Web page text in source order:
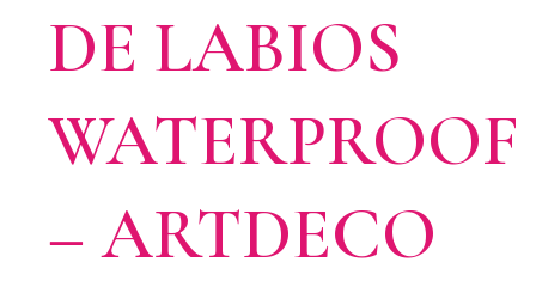
DE LABIOS
WATERPROOF
– ARTDECO